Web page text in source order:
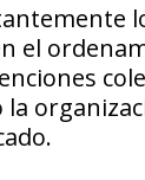
el
la